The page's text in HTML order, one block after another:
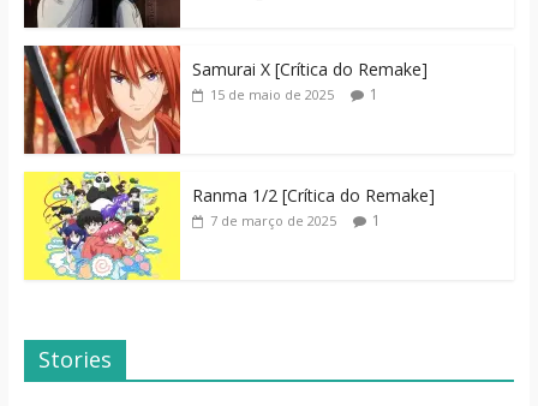
Samurai X [Crítica do Remake]
15 de maio de 2025 1
Ranma 1/2 [Crítica do Remake]
7 de março de 2025 1
Stories
Dicas de Filmes
Para o Fim de
Família Inusitada